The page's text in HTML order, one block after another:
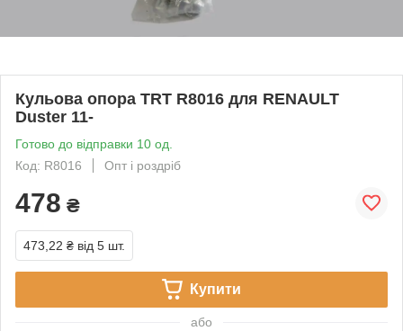
Кульова опора TRT R8016 для RENAULT
Duster 11-
Готово до відправки 10 од.
Код: R8016
Опт і роздріб
478 ₴
473,22 ₴ від 5 шт.
Купити
або